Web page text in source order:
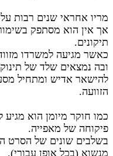
מריו אחראי שנים רבות
אך אין הוא מסתפק
תיקונים.
כאשר מגיעה למשרדו
ובה נמצאים שלד של
להישאר אדיש ומתחיל
הזוועה.
כמו חוקר מיומן הוא
פיקוחה של מאפייה.
בשלבים שונים של הסרט
מנשוא (בכל אופן עבורי).